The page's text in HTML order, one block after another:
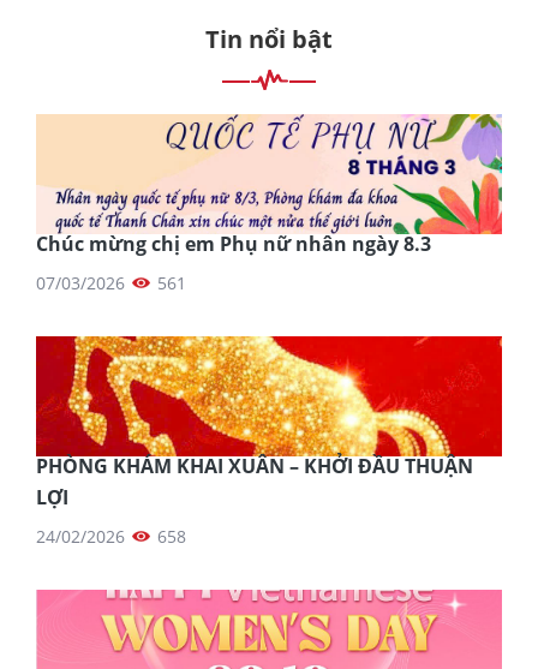
Tin nổi bật
Chúc mừng chị em Phụ nữ nhân ngày 8.3
07/03/2026 561
PHÒNG KHÁM KHAI XUÂN – KHỞI ĐẦU THUẬN
LỢI
24/02/2026 658